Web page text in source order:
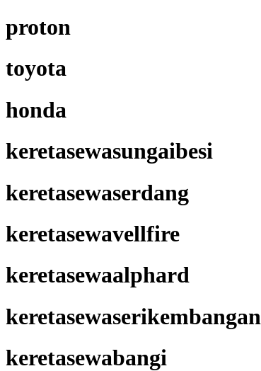
proton
toyota
honda
keretasewasungaibesi
keretasewaserdang
keretasewavellfire
keretasewaalphard
keretasewaserikembangan
keretasewabangi